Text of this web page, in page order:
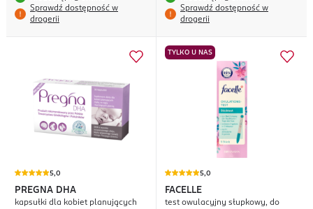
Sprawdź dostępność w
drogerii
Sprawdź dostępność w
drogerii
5,0
PREGNA DHA
kapsułki dla kobiet planujących
TYLKO U NAS
5,0
FACELLE
test owulacyjny słupkowy, do